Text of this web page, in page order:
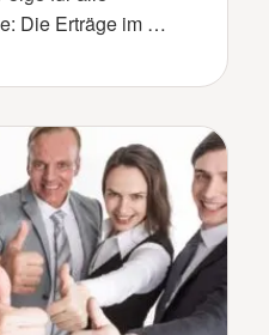
Die Erträge im …